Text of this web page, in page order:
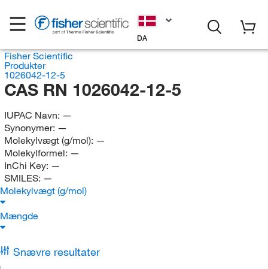
DA
Fisher Scientific
Produkter
1026042-12-5
CAS RN 1026042-12-5
IUPAC Navn: —
Synonymer: —
Molekylvægt (g/mol): —
Molekylformel: —
InChi Key: —
SMILES: —
Molekylvægt (g/mol)
Mængde
Snævre resultater